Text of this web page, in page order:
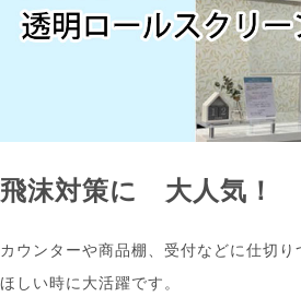
飛沫対策に 大人気！
カウンターや商品棚、受付などに仕切り
ほしい時に大活躍です。